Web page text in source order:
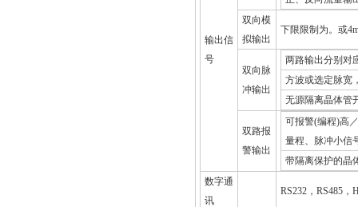
输出信
号
双向模
拟输出
下限限制为。或
双向脉
冲输出
两路输出分别对
方波或选定脉宽
无源隔离晶体管
双路报
警输出
可报警(编程)高
量程、脉冲小信
带隔离保护的晶
数字通
讯
RS232 ，RS485，